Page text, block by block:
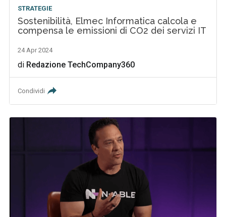
STRATEGIE
Sostenibilità, Elmec Informatica calcola e
compensa le emissioni di CO2 dei servizi IT
24 Apr 2024
di Redazione TechCompany360
Condividi